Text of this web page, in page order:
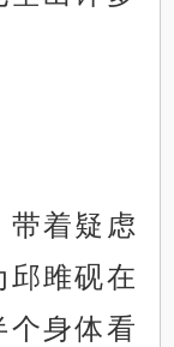
带着疑虑
邱雎砚在
个身体看